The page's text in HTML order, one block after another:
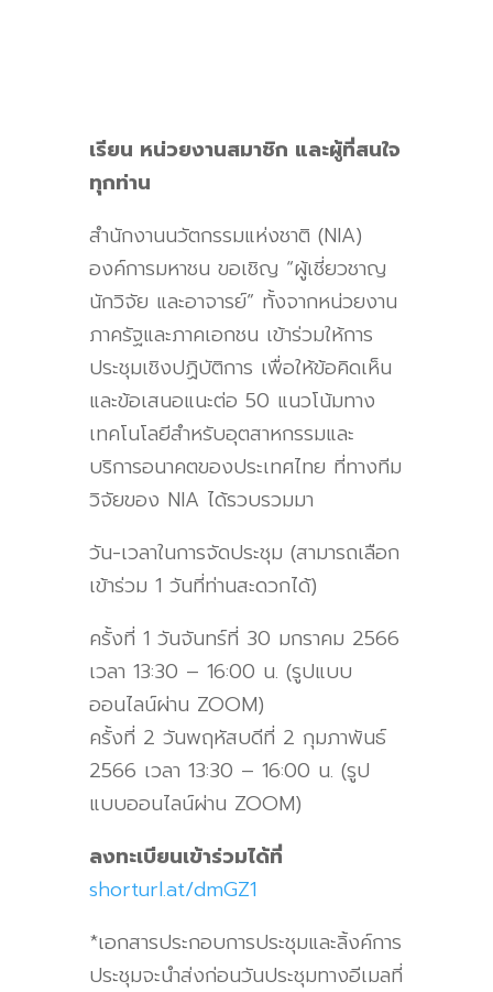
เรียน หน่วยงานสมาชิก และผู้ที่สนใจ
ทุกท่าน
สำนักงานนวัตกรรมแห่งชาติ (NIA)
องค์การมหาชน ขอเชิญ “ผู้เชี่ยวชาญ
นักวิจัย และอาจารย์” ทั้งจากหน่วยงาน
ภาครัฐและภาคเอกชน เข้าร่วมให้การ
ประชุมเชิงปฏิบัติการ เพื่อให้ข้อคิดเห็น
และข้อเสนอแนะต่อ 50 แนวโน้มทาง
เทคโนโลยีสำหรับอุตสาหกรรมและ
บริการอนาคตของประเทศไทย ที่ทางทีม
วิจัยของ NIA ได้รวบรวมมา
วัน-เวลาในการจัดประชุม (สามารถเลือก
เข้าร่วม 1 วันที่ท่านสะดวกได้)
ครั้งที่ 1 วันจันทร์ที่ 30 มกราคม 2566
เวลา 13:30 – 16:00 น. (รูปแบบ
ออนไลน์ผ่าน ZOOM)
ครั้งที่ 2 วันพฤหัสบดีที่ 2 กุมภาพันธ์
2566 เวลา 13:30 – 16:00 น. (รูป
แบบออนไลน์ผ่าน ZOOM)
ลงทะเบียนเข้าร่วมได้ที่
shorturl.at/dmGZ1
*เอกสารประกอบการประชุมและลิ้งค์การ
ประชุมจะนำส่งก่อนวันประชุมทางอีเมลที่